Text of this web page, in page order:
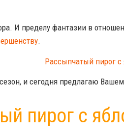
И пределу фантазии в
.
и сегодня предлагаю
пирог с